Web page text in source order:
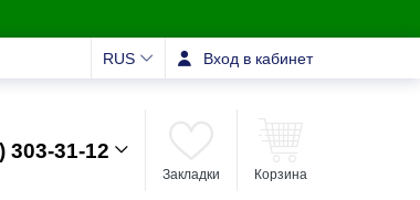
RUS Вход в кабинет
303-31-12
Закладки Корзина